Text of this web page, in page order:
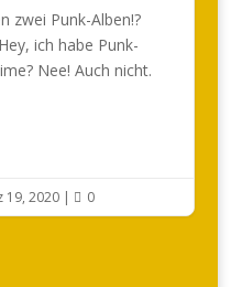
zwei Punk-Alben!?
ich habe Punk-
Nee! Auch nicht.
19, 2020|  0